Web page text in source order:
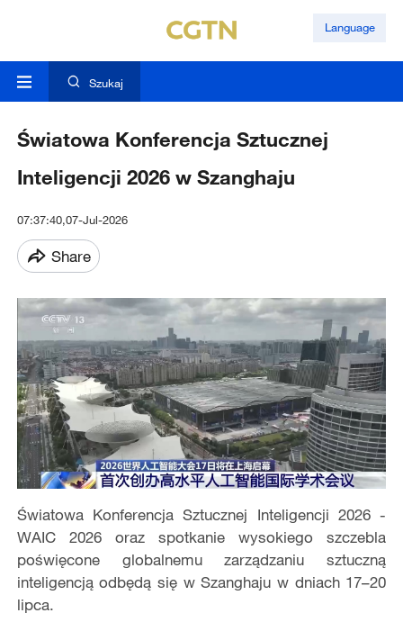
Language
Szukaj
Światowa Konferencja Sztucznej
Inteligencji 2026 w Szanghaju
07:37:40,07-Jul-2026
Share
Światowa Konferencja Sztucznej Inteligencji 2026 -
WAIC 2026 oraz spotkanie wysokiego szczebla
poświęcone globalnemu zarządzaniu sztuczną
inteligencją odbędą się w Szanghaju w dniach 17–20
lipca.